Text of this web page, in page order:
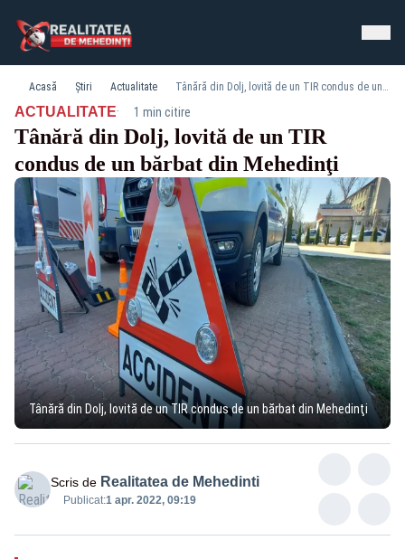
Acasă Știri Actualitate Tânără din Dolj, lovită de un TIR condus de un bărbat din Mehedinţi
ACTUALITATE· 1 min citire
Tânără din Dolj, lovită de un TIR
condus de un bărbat din Mehedinţi
Tânără din Dolj, lovită de un TIR condus de un bărbat din Mehedinţi
Scris de Realitatea de Mehedinti
Publicat:1 apr. 2022, 09:19